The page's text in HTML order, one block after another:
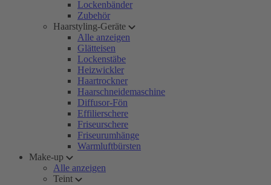
Lockenbänder
Zubehör
Haarstyling-Geräte
Alle anzeigen
Glätteisen
Lockenstäbe
Heizwickler
Haartrockner
Haarschneidemaschine
Diffusor-Fön
Effilierschere
Friseurschere
Friseurumhänge
Warmluftbürsten
Make-up
Alle anzeigen
Teint